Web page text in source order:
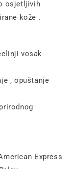
osjetljivih
kože .
vosak
, opuštanje
prirodnog
Express